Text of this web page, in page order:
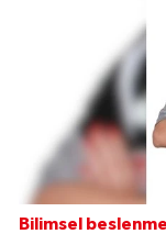
Bilimsel